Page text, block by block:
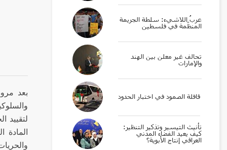
بعد
لتقييد
عربُ اللاشيء: سلطة الجريمة
المنظّمة في فلسطين
تحالف غير معلن بين الهند
والإمارات
قافلة الصمود في اختبار الحدود
تأنيث التيسير وتذكير التنظير:
كيف يعيد الفضاء المدني
العراقي إنتاج الأبوية؟